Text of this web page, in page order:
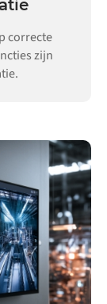
correcte
zijn